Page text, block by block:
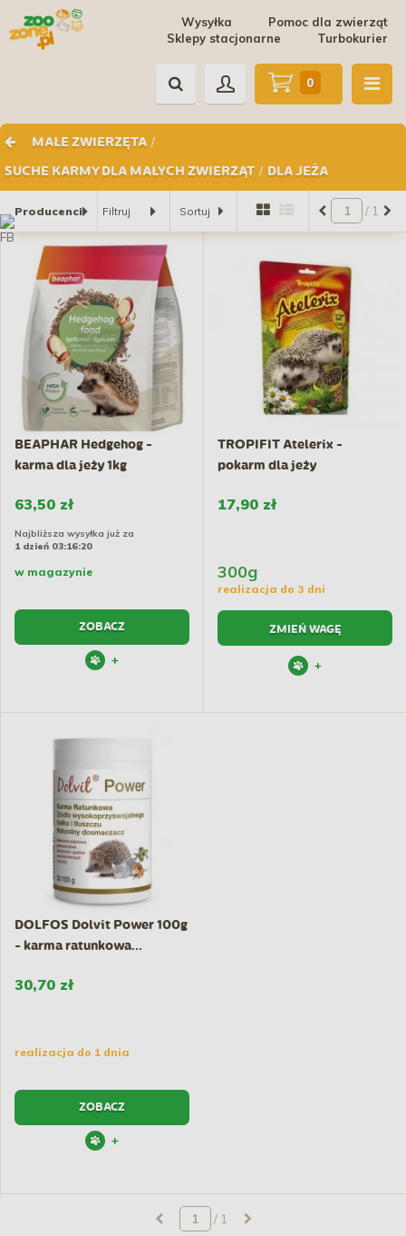
Pomoc dla zwierząt
Wysyłka
Turbokurier
Sklepy stacjonarne
MAŁE ZWIERZĘTA /
SUCHE KARMY DLA MAŁYCH ZWIERZĄT / DLA JEŻA
0
/ 1
BEAPHAR Hedgehog -
karma dla jeży 1kg
63,50 zł
Najbliższa wysyłka już za
1 dzień 03:16:20
w magazynie
ZOBACZ
+
TROPIFIT Atelerix -
pokarm dla jeży
17,90 zł
300g
realizacja do 3 dni
ZMIEŃ WAGĘ
+
DOLFOS Dolvit Power 100g
- karma ratunkowa...
30,70 zł
realizacja do 1 dnia
ZOBACZ
+
/ 1